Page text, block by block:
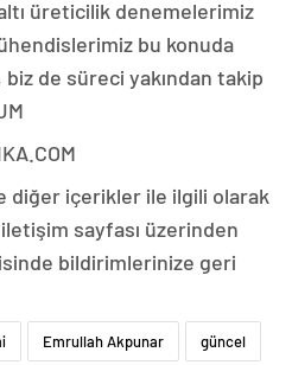
üreticilik denemelerimiz
bu konuda
biz de süreci yakından takip
diğer içerikler ile ilgili olarak
sayfası üzerinden
bildirimlerinize geri
Emrullah Akpunar güncel